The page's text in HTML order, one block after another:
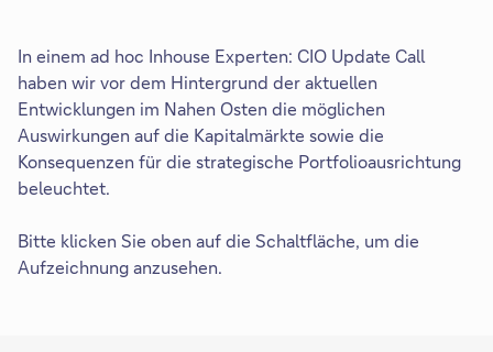
In einem ad hoc Inhouse Experten: CIO Update Call
haben wir vor dem Hintergrund der aktuellen
Entwicklungen im Nahen Osten die möglichen
Auswirkungen auf die Kapitalmärkte sowie die
Konsequenzen für die strategische Portfolioausrichtung
beleuchtet.
Bitte klicken Sie oben auf die Schaltfläche, um die
Aufzeichnung anzusehen.